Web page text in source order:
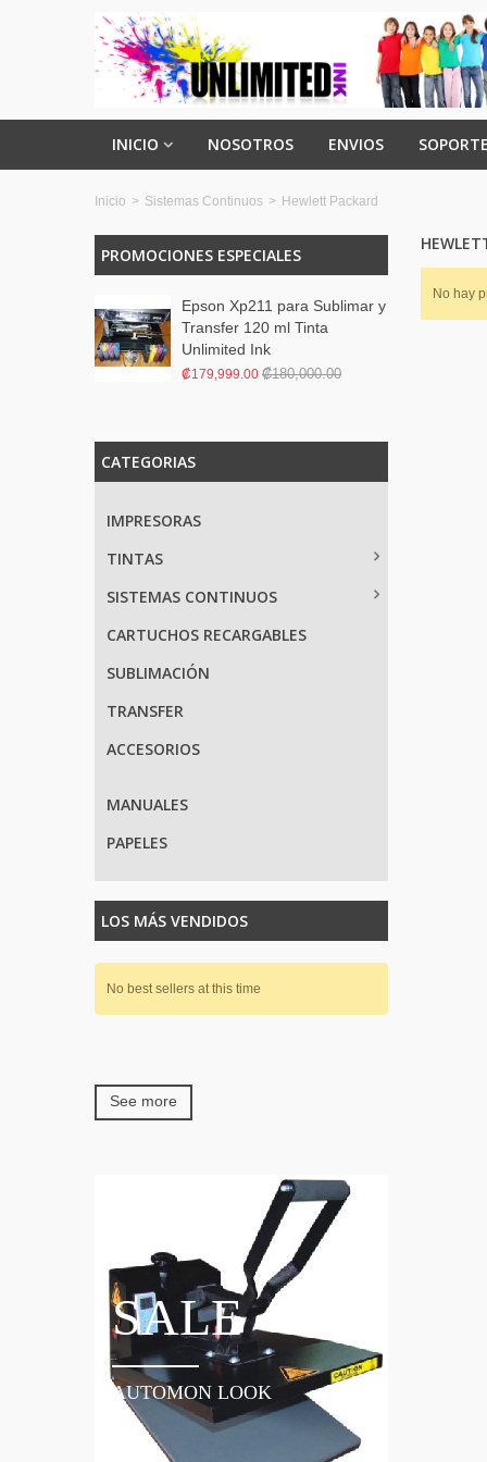
INICIO NOSOTROS ENVIOS
Inicio > Sistemas Continuos > Hewlett Packard
PROMOCIONES ESPECIALES
Epson Xp211 para Sublimar y
Transfer 120 ml Tinta
Unlimited Ink
₡179,999.00 ₡180,000.00
CATEGORIAS
IMPRESORAS
TINTAS
SISTEMAS CONTINUOS
CARTUCHOS RECARGABLES
SUBLIMACIÓN
TRANSFER
ACCESORIOS
MANUALES
PAPELES
LOS MÁS VENDIDOS
No best sellers at this time
See more
SALE
AUTOMON LOOK
No hay